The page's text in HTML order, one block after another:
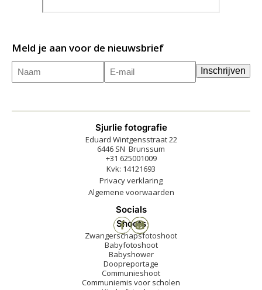
Meld je aan voor de nieuwsbrief
Naam
E-
mailadres(Vereist)
Inschrijven
Sjurlie fotografie
Eduard Wintgensstraat 22
6446 SN Brunssum
+31 625001009
Kvk: 14121693
Privacy verklaring
Algemene voorwaarden
Socials
Shoots
Zwangerschapsfotoshoot
Babyfotoshoot
Babyshower
Doopreportage
Communieshoot
Communiemis voor scholen